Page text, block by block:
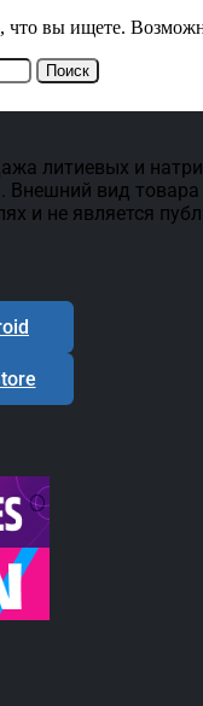
вы ищете.
литиевых и
вид товара
и не является